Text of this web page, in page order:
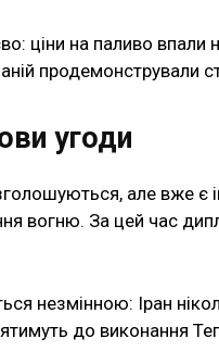
ціни на паливо впали
продемонстрували
угоди
але вже є
вогню. За цей час
незмінною: Іран
до виконання